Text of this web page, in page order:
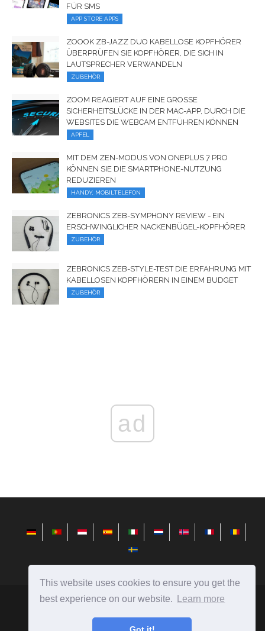
This website uses cookies to ensure you get the
best experience on our website.
Learn more
FÜR SMS
APP STORE APPS
ZOOOK ZB-JAZZ DUO KABELLOSE KOPFHÖRER
ÜBERPRÜFEN SIE KOPFHÖRER, DIE SICH IN
LAUTSPRECHER VERWANDELN
ZUBEHÖR
ZOOM REAGIERT AUF EINE GROSSE S
ICHERHEITSLÜCKE IN DER MAC-APP, DURCH DIE W
EBSITES DIE WEBCAM ENTFÜHREN KÖNNEN
APFEL
MIT DEM ZEN-MODUS VON ONEPLUS 7 PRO
KÖNNEN SIE DIE SMARTPHONE-NUTZUNG
REDUZIEREN
HANDY, MOBILTELEFON
ZEBRONICS ZEB-SYMPHONY REVIEW - EIN
ERSCHWINGLICHER NACKENBÜGEL-KOPFHÖRER
ZUBEHÖR
ZEBRONICS ZEB-STYLE-TEST DIE ERFAHRUNG MIT
KABELLOSEN KOPFHÖRERN IN EINEM BUDGET
ZUBEHÖR
ad
redditview.com Ⓒ2026
Neuigkeiten aus der Welt der Technik, Rezensionen zu